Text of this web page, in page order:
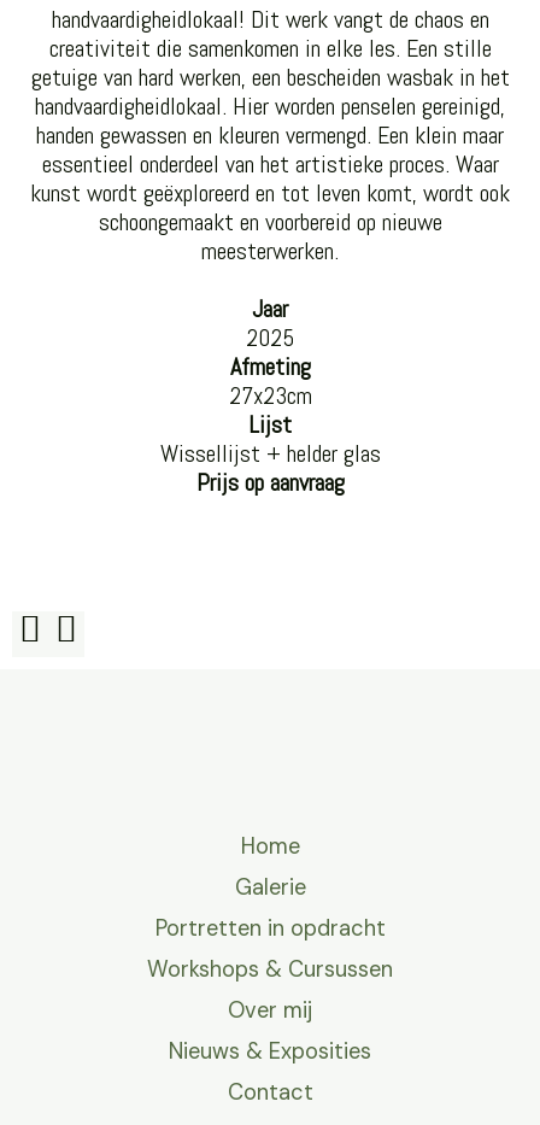
handvaardigheidlokaal! Dit werk vangt de chaos en
creativiteit die samenkomen in elke les. Een stille
getuige van hard werken, een bescheiden wasbak in het
handvaardigheidlokaal. Hier worden penselen gereinigd,
handen gewassen en kleuren vermengd. Een klein maar
essentieel onderdeel van het artistieke proces. Waar
kunst wordt geëxploreerd en tot leven komt, wordt ook
schoongemaakt en voorbereid op nieuwe
meesterwerken.
Jaar
2025
Afmeting
27x23cm
Lijst
Wissellijst + helder glas
Prijs op aanvraag
Home
Galerie
Portretten in opdracht
Workshops & Cursussen
Over mij
Nieuws & Exposities
Contact